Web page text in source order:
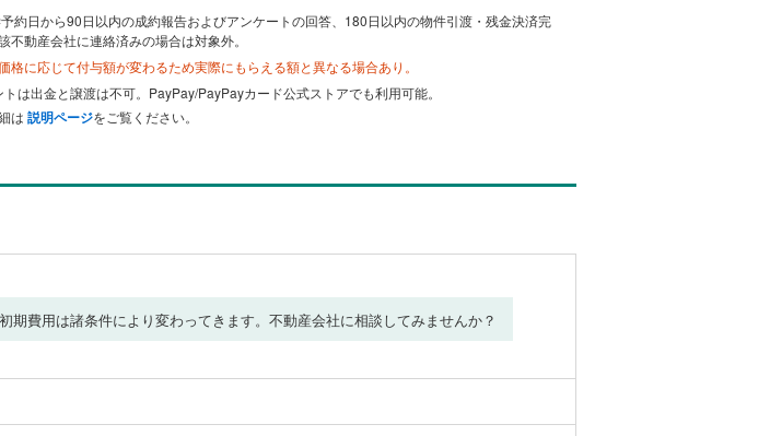
約日から90日以内の成約報告およびアンケートの回答、180日以内の物件引渡・残金決済完
不動産会社に連絡済みの場合は対象外。
格に応じて付与額が変わるため実際にもらえる額と異なる場合あり。
は出金と譲渡は不可。PayPay/PayPayカード公式ストアでも利用可能。
は 説明ページをご覧ください。
初期費用は諸条件により変わってきます。不動産会社に相談してみませんか？